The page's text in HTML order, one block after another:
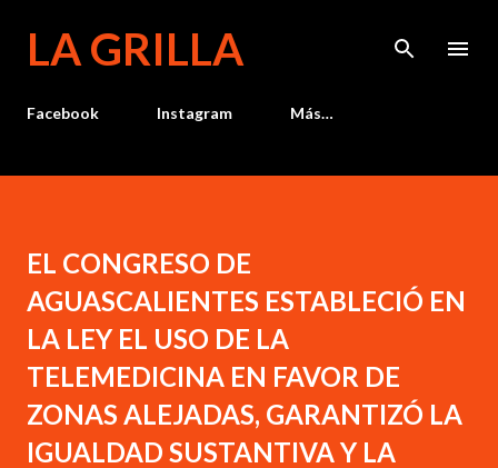
LA GRILLA
Facebook Instagram Más…
EL CONGRESO DE
AGUASCALIENTES ESTABLECIÓ EN
LA LEY EL USO DE LA
TELEMEDICINA EN FAVOR DE
ZONAS ALEJADAS, GARANTIZÓ LA
IGUALDAD SUSTANTIVA Y LA